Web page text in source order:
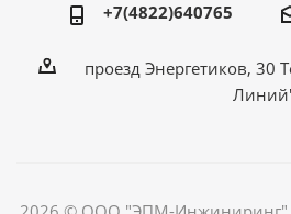
+7(4822)640765
проезд Энергетиков, 30